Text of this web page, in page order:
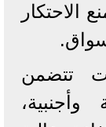
الاحتكار
تتضمن